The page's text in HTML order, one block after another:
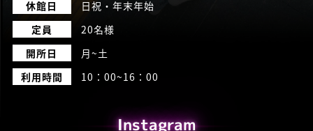
休館日
日祝・年末年始
定員
20名様
開所日
月~土
利用時間
10：00~16：00
Instagram